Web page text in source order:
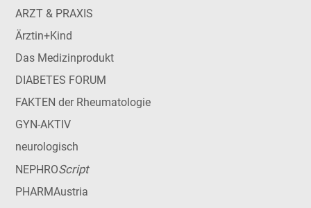
ARZT & PRAXIS
Ärztin+Kind
Das Medizinprodukt
DIABETES FORUM
FAKTEN der Rheumatologie
GYN-AKTIV
neurologisch
NEPHROScript
PHARMAustria